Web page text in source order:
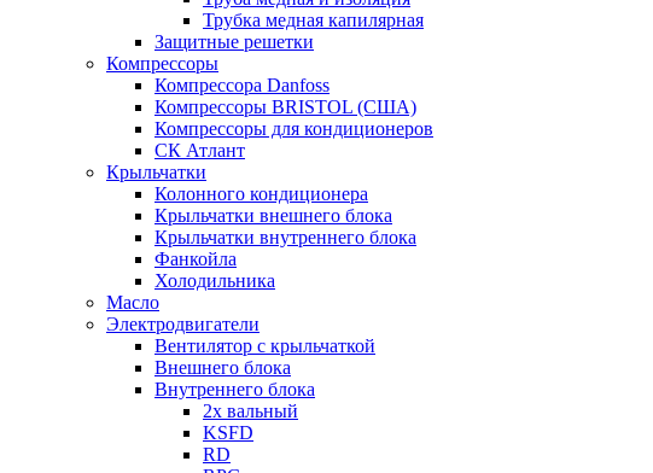
Трубка медная капилярная
Защитные решетки
Компрессоры
Компрессора Danfoss
Компрессоры BRISTOL (США)
Компрессоры для кондиционеров
СК Атлант
Крыльчатки
Колонного кондиционера
Крыльчатки внешнего блока
Крыльчатки внутреннего блока
Фанкойла
Холодильника
Масло
Электродвигатели
Вентилятор с крыльчаткой
Внешнего блока
Внутреннего блока
2х вальный
KSFD
RD